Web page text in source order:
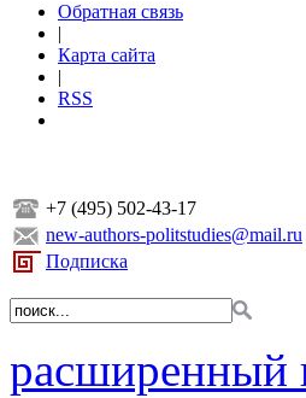
Обратная связь
|
Карта сайта
|
RSS
+7 (495) 502-43-17
new-authors-politstudies@mail.ru
Подписка
расширенный